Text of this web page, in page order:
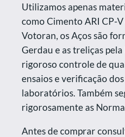
Utilizamos apenas
como Cimento ARI CP-
Votoran, os Aços são
Gerdau e as treliças pela
rigoroso controle de
ensaios e verificação
laboratórios. Também
rigorosamente as
Antes de comprar